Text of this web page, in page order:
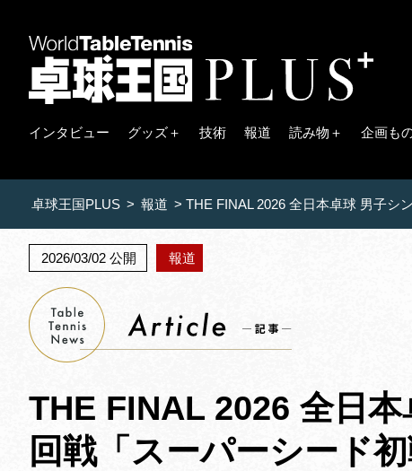
インタビュー グッズ＋ 技術 報道 読み物＋ 企画も
卓球王国PLUS > 報道 > THE FINAL 2026 全日本卓球 男子シ
2026/03/02 公開 報道
THE FINAL 2026 全日
回戦「スーパーシード初